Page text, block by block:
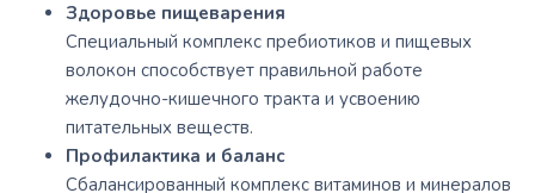
Здоровье пищеварения
Специальный комплекс пребиотиков и пищевых
волокон способствует правильной работе
желудочно-кишечного тракта и усвоению
питательных веществ.
Профилактика и баланс
Сбалансированный комплекс витаминов и минералов